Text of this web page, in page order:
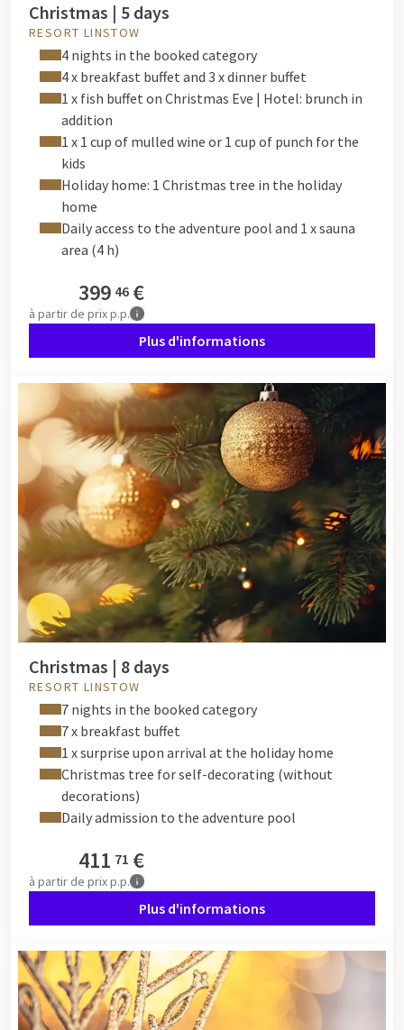
Christmas | 5 days
RESORT LINSTOW
4 nights in the booked category
4 x breakfast buffet and 3 x dinner buffet
1 x fish buffet on Christmas Eve | Hotel: brunch in
addition
1 x 1 cup of mulled wine or 1 cup of punch for the
kids
Holiday home: 1 Christmas tree in the holiday
home
Daily access to the adventure pool and 1 x sauna
area (4 h)
399 46 €
à partir de prix p.p.
Plus d'informations
Christmas | 8 days
RESORT LINSTOW
7 nights in the booked category
7 x breakfast buffet
1 x surprise upon arrival at the holiday home
Christmas tree for self-decorating (without
decorations)
Daily admission to the adventure pool
411 71 €
à partir de prix p.p.
Plus d'informations